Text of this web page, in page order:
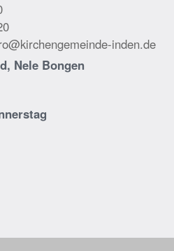
inden.de
Nele Bongen